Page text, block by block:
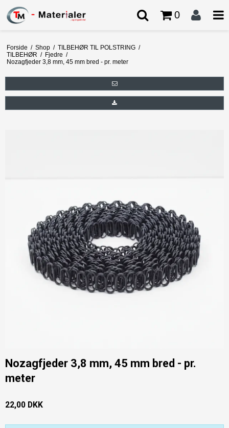
0
Forside / Shop / TILBEHØR TIL POLSTRING /
TILBEHØR / Fjedre /
Nozagfjeder 3,8 mm, 45 mm bred - pr. meter
Nozagfjeder 3,8 mm, 45 mm bred - pr.
meter
22,00 DKK